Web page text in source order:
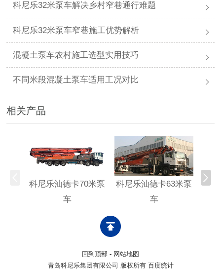
科尼乐32米泵车解决乡村窄巷通行难题
科尼乐32米泵车窄巷施工优势解析
混凝土泵车农村施工选型实用技巧
不同米段混凝土泵车适用工况对比
相关产品
科尼乐汕德卡70米泵
车
科尼乐汕德卡63米泵
车
科
回到顶部 - 网站地图
青岛科尼乐集团有限公司 版权所有 百度统计